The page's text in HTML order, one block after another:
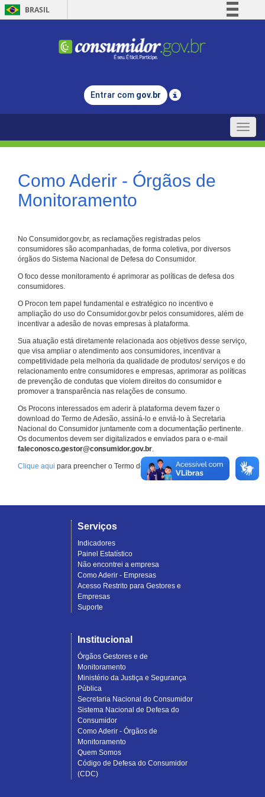
BRASIL
Comunica BR
Legislação
Entrar com gov.br
Toggle
Como Aderir - Órgãos de
Monitoramento
No Consumidor.gov.br, as reclamações registradas pelos
consumidores são acompanhadas, de forma coletiva, por diversos
órgãos do Sistema Nacional de Defesa do Consumidor.
O foco desse monitoramento é aprimorar as políticas de defesa dos
consumidores.
O Procon tem papel fundamental e estratégico no incentivo e
ampliação do uso do Consumidor.gov.br pelos consumidores, além de
incentivar a adesão de novas empresas à plataforma.
Sua atuação está diretamente relacionada aos objetivos desse serviço,
que visa ampliar o atendimento aos consumidores, incentivar a
competitividade pela melhoria da qualidade de produtos/ serviços e do
relacionamento entre consumidores e empresas, aprimorar as políticas
de prevenção de condutas que violem direitos do consumidor e
promover a transparência nas relações de consumo.
Os Procons interessados em aderir à plataforma devem fazer o
download do Termo de Adesão, assiná-lo e enviá-lo à Secretaria
Nacional do Consumidor juntamente com a documentação pertinente.
Os documentos devem ser digitalizados e enviados para o e-mail
faleconosco.gestor@consumidor.gov.br.
Clique aqui para preencher o Termo de Adesão.
Serviços
Indicadores
Painel Estatístico
Não encontrei a empresa
Como Aderir - Empresas
Acesso Restrito para Gestores e
Empresas
Suporte
Institucional
Órgãos Gestores e de
Monitoramento
Ministério da Justiça e Segurança
Pública
Secretaria Nacional do Consumidor
Sistema Nacional de Defesa do
Consumidor
Como Aderir - Órgãos de
Monitoramento
Quem Somos
Código de Defesa do Consumidor
(CDC)